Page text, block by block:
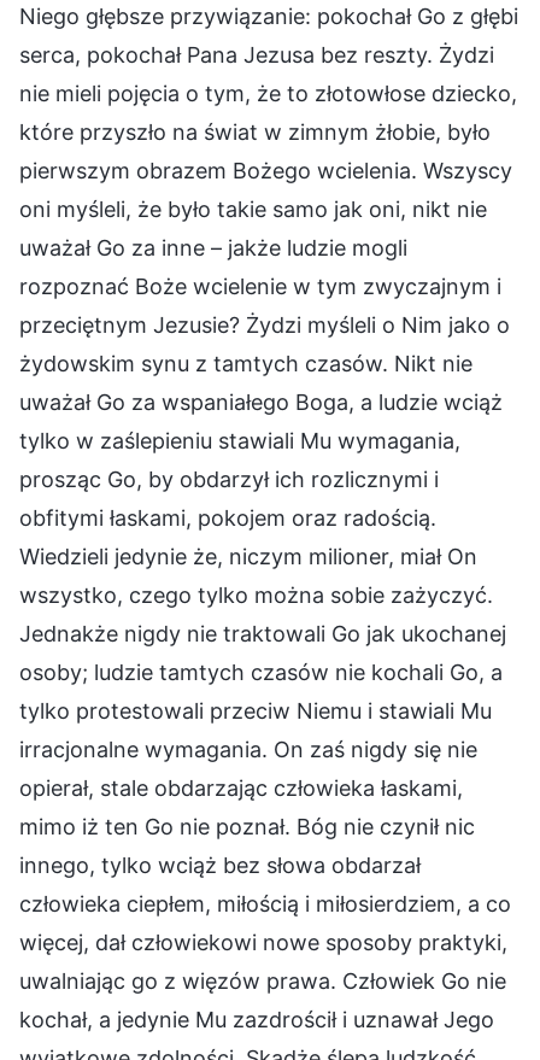
Niego głębsze przywiązanie: pokochał Go z głębi
serca, pokochał Pana Jezusa bez reszty. Żydzi
nie mieli pojęcia o tym, że to złotowłose dziecko,
które przyszło na świat w zimnym żłobie, było
pierwszym obrazem Bożego wcielenia. Wszyscy
oni myśleli, że było takie samo jak oni, nikt nie
uważał Go za inne – jakże ludzie mogli
rozpoznać Boże wcielenie w tym zwyczajnym i
przeciętnym Jezusie? Żydzi myśleli o Nim jako o
żydowskim synu z tamtych czasów. Nikt nie
uważał Go za wspaniałego Boga, a ludzie wciąż
tylko w zaślepieniu stawiali Mu wymagania,
prosząc Go, by obdarzył ich rozlicznymi i
obfitymi łaskami, pokojem oraz radością.
Wiedzieli jedynie że, niczym milioner, miał On
wszystko, czego tylko można sobie zażyczyć.
Jednakże nigdy nie traktowali Go jak ukochanej
osoby; ludzie tamtych czasów nie kochali Go, a
tylko protestowali przeciw Niemu i stawiali Mu
irracjonalne wymagania. On zaś nigdy się nie
opierał, stale obdarzając człowieka łaskami,
mimo iż ten Go nie poznał. Bóg nie czynił nic
innego, tylko wciąż bez słowa obdarzał
człowieka ciepłem, miłością i miłosierdziem, a co
więcej, dał człowiekowi nowe sposoby praktyki,
uwalniając go z więzów prawa. Człowiek Go nie
kochał, a jedynie Mu zazdrościł i uznawał Jego